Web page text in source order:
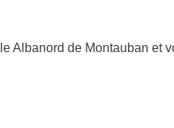
Albanord de Montauban et